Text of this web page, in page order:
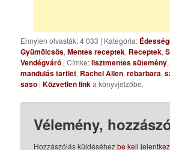
Ennyien olvasták: 4 033 | Kategória:
Gyümölcsös,Mentes receptek, Receptek,
Vendégváró | Címke:lisztmentes sütemény
mandulás tartlet, Rachel Allen,rebarbara,
saso |Közvetlen linka könyvjelzőbe.
Vélemény,
Hozzászólás küldéséhezbe kell